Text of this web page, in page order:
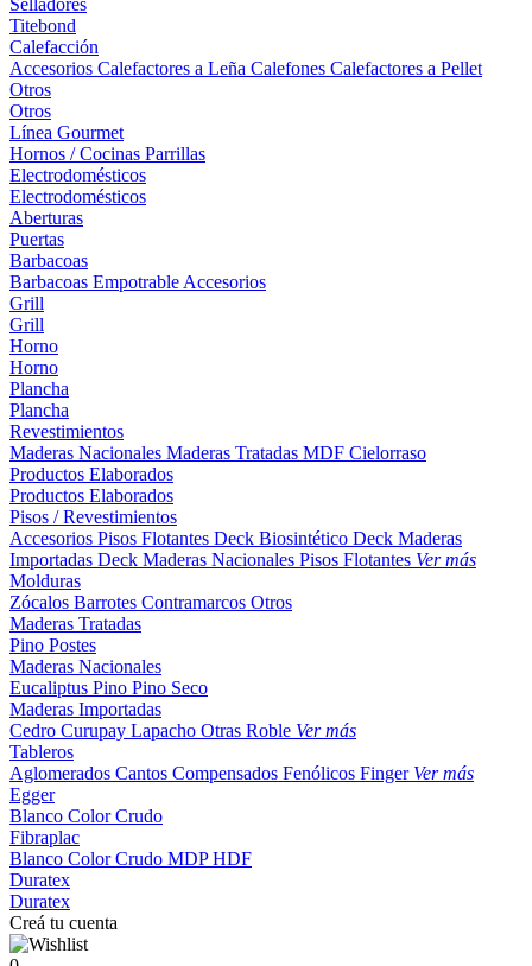
Selladores
Titebond
Calefacción
Accesorios Calefactores a Leña Calefones Calefactores a Pellet
Otros
Otros
Línea Gourmet
Hornos / Cocinas Parrillas
Electrodomésticos
Electrodomésticos
Aberturas
Puertas
Barbacoas
Barbacoas Empotrable Accesorios
Grill
Grill
Horno
Horno
Plancha
Plancha
Revestimientos
Maderas Nacionales Maderas Tratadas MDF Cielorraso
Productos Elaborados
Productos Elaborados
Pisos / Revestimientos
Accesorios Pisos Flotantes Deck Biosintético Deck Maderas
Importadas Deck Maderas Nacionales Pisos Flotantes Ver más
Molduras
Zócalos Barrotes Contramarcos Otros
Maderas Tratadas
Pino Postes
Maderas Nacionales
Eucaliptus Pino Pino Seco
Maderas Importadas
Cedro Curupay Lapacho Otras Roble Ver más
Tableros
Aglomerados Cantos Compensados Fenólicos Finger Ver más
Egger
Blanco ColorCrudo
Fibraplac
Blanco ColorCrudo MDPHDF
Duratex
Duratex
Creá tu cuenta